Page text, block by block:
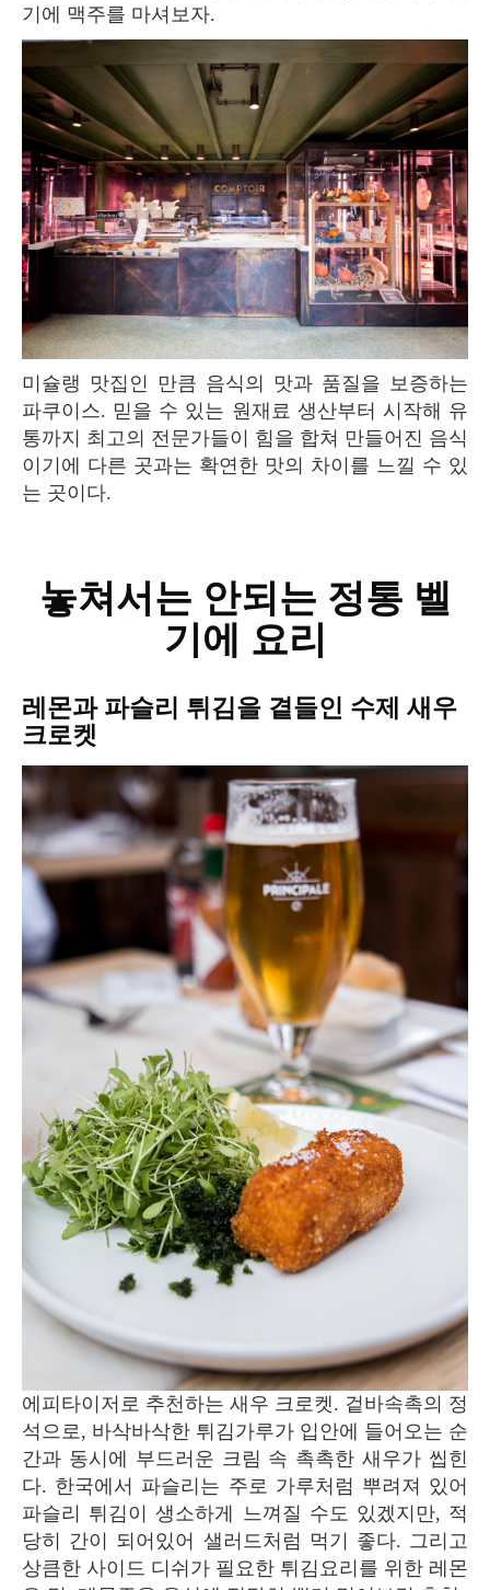
기에 맥주를 마셔보자.
미슐랭 맛집인 만큼 음식의 맛과 품질을 보증하는
파쿠이스. 믿을 수 있는 원재료 생산부터 시작해 유
통까지 최고의 전문가들이 힘을 합쳐 만들어진 음식
이기에 다른 곳과는 확연한 맛의 차이를 느낄 수 있
는 곳이다.
놓쳐서는 안되는 정통 벨
기에 요리
레몬과 파슬리 튀김을 곁들인 수제 새우
크로켓
에피타이저로 추천하는 새우 크로켓. 겉바속촉의 정
석으로, 바삭바삭한 튀김가루가 입안에 들어오는 순
간과 동시에 부드러운 크림 속 촉촉한 새우가 씹힌
다. 한국에서 파슬리는 주로 가루처럼 뿌려져 있어
파슬리 튀김이 생소하게 느껴질 수도 있겠지만, 적
당히 간이 되어있어 샐러드처럼 먹기 좋다. 그리고
상큼한 사이드 디쉬가 필요한 튀김요리를 위한 레몬